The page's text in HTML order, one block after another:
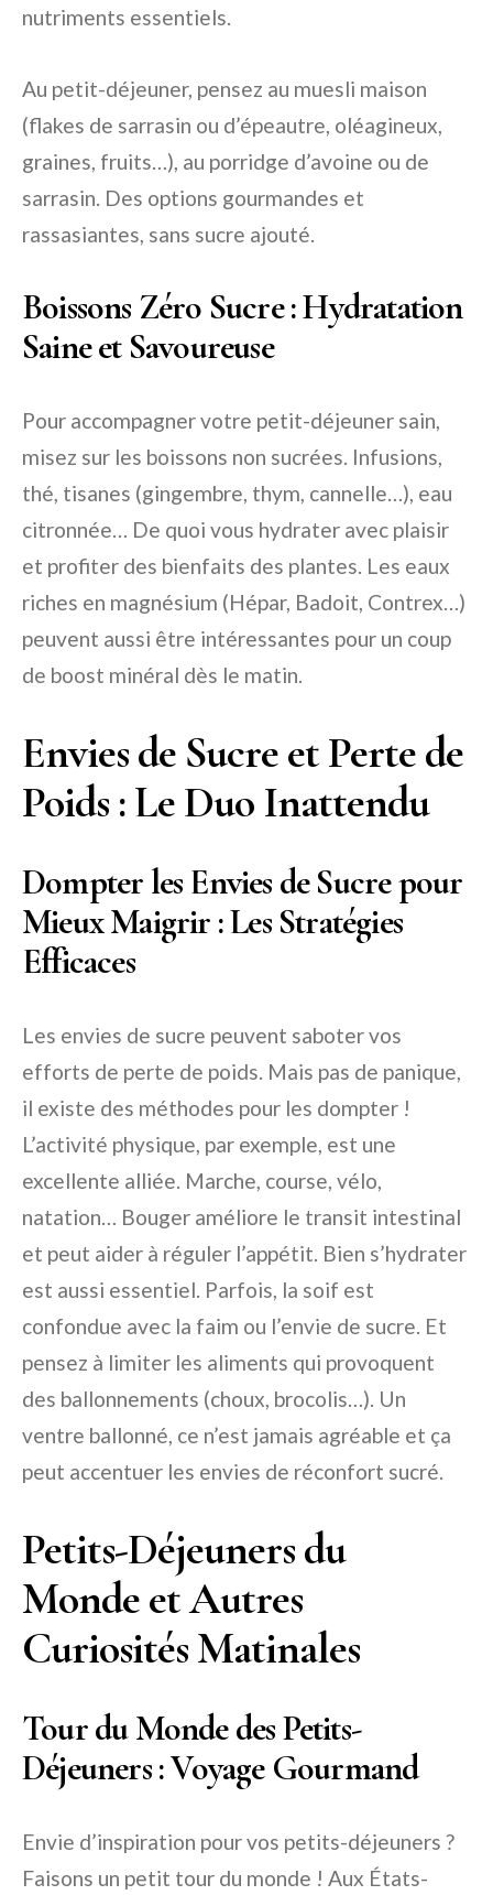
nutriments essentiels.
Au petit-déjeuner, pensez au muesli maison
(flakes de sarrasin ou d’épeautre, oléagineux,
graines, fruits…), au porridge d’avoine ou de
sarrasin. Des options gourmandes et
rassasiantes, sans sucre ajouté.
Boissons Zéro Sucre : Hydratation
Saine et Savoureuse
Pour accompagner votre petit-déjeuner sain,
misez sur les boissons non sucrées. Infusions,
thé, tisanes (gingembre, thym, cannelle…), eau
citronnée… De quoi vous hydrater avec plaisir
et profiter des bienfaits des plantes. Les eaux
riches en magnésium (Hépar, Badoit, Contrex…)
peuvent aussi être intéressantes pour un coup
de boost minéral dès le matin.
Envies de Sucre et Perte de
Poids : Le Duo Inattendu
Dompter les Envies de Sucre pour
Mieux Maigrir : Les Stratégies
Efficaces
Les envies de sucre peuvent saboter vos
efforts de perte de poids. Mais pas de panique,
il existe des méthodes pour les dompter !
L’activité physique, par exemple, est une
excellente alliée. Marche, course, vélo,
natation… Bouger améliore le transit intestinal
et peut aider à réguler l’appétit. Bien s’hydrater
est aussi essentiel. Parfois, la soif est
confondue avec la faim ou l’envie de sucre. Et
pensez à limiter les aliments qui provoquent
des ballonnements (choux, brocolis…). Un
ventre ballonné, ce n’est jamais agréable et ça
peut accentuer les envies de réconfort sucré.
Petits-Déjeuners du
Monde et Autres
Curiosités Matinales
Tour du Monde des Petits-
Déjeuners : Voyage Gourmand
Envie d’inspiration pour vos petits-déjeuners ?
Faisons un petit tour du monde ! Aux États-